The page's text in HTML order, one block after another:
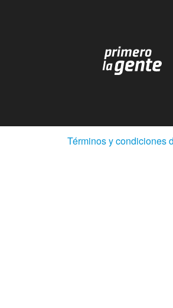
Términos y condiciones